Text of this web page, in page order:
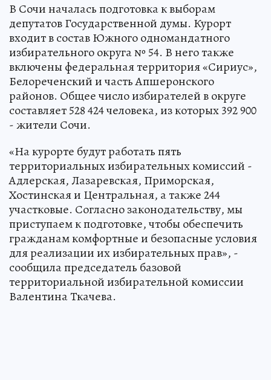
В Сочи началась подготовка к выборам
депутатов Государственной думы. Курорт
входит в состав Южного одномандатного
избирательного округа № 54. В него также
включены федеральная территория «Сириус»,
Белореченский и часть Апшеронского
районов. Общее число избирателей в округе
составляет 528 424 человека, из которых 392 900
- жители Сочи.
«На курорте будут работать пять
территориальных избирательных комиссий -
Адлерская, Лазаревская, Приморская,
Хостинская и Центральная, а также 244
участковые. Согласно законодательству, мы
приступаем к подготовке, чтобы обеспечить
гражданам комфортные и безопасные условия
для реализации их избирательных прав», -
сообщила председатель базовой
территориальной избирательной комиссии
Валентина Ткачева.